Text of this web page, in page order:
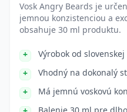
Vosk Angry Beards je
jemnou konzistenciou a
obsahuje 30 ml produktu.
Výrobok od
Vhodný na dokonalý
Má jemnú voskovú